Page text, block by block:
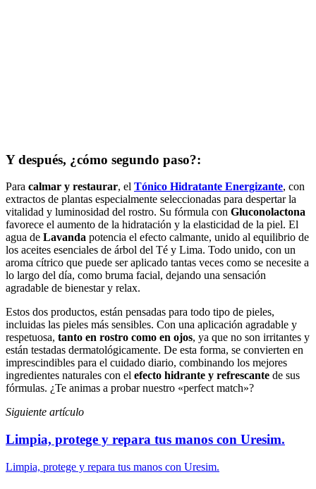
Y después, ¿cómo segundo paso?:
Para calmar y restaurar, el Tónico Hidratante Energizante, con
extractos de plantas especialmente seleccionadas para despertar la
vitalidad y luminosidad del rostro. Su fórmula con Gluconolactona
favorece el aumento de la hidratación y la elasticidad de la piel. El
agua de Lavanda potencia el efecto calmante, unido al equilibrio de
los aceites esenciales de árbol del Té y Lima. Todo unido, con un
aroma cítrico que puede ser aplicado tantas veces como se necesite a
lo largo del día, como bruma facial, dejando una sensación
agradable de bienestar y relax.
Estos dos productos, están pensadas para todo tipo de pieles,
incluidas las pieles más sensibles. Con una aplicación agradable y
respetuosa, tanto en rostro como en ojos, ya que no son irritantes y
están testadas dermatológicamente. De esta forma, se convierten en
imprescindibles para el cuidado diario, combinando los mejores
ingredientes naturales con el efecto hidrante y refrescante de sus
fórmulas. ¿Te animas a probar nuestro «perfect match»?
Siguiente artículo
Limpia, protege y repara tus manos con Uresim.
Limpia, protege y repara tus manos con Uresim.